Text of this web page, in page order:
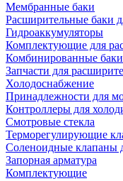
Мембранные баки
Расширительные баки
Гидроаккумуляторы
Комплектующие для
Комбинированные баки
Запчасти для
Холодоснабжение
Принадлежности для
Контроллеры для
Смотровые стекла
Терморегулирующие
Соленоидные клапаны
Запорная арматура
Комплектующие